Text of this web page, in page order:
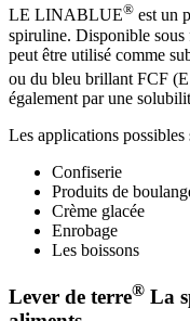
LE LINABLUE® est un
spiruline. Disponible
peut être utilisé comme
ou du bleu brillant FCF
également par une
Les applications possibles
Confiserie
Produits de
Crème glacée
Enrobage
Les boissons
Lever de terre® La